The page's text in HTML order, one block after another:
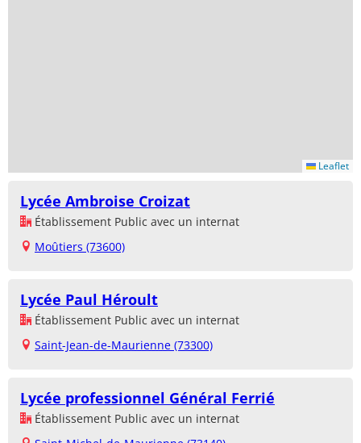
Leaflet
Lycée Ambroise Croizat
Établissement Public avec un internat
Moûtiers (73600)
Lycée Paul Héroult
Établissement Public avec un internat
Saint-Jean-de-Maurienne (73300)
Lycée professionnel Général Ferrié
Établissement Public avec un internat